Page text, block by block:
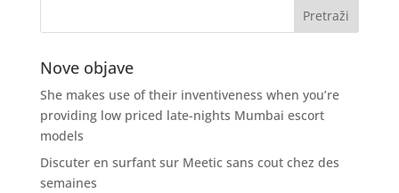
Nove objave
She makes use of their inventiveness when you’re
providing low priced late-nights Mumbai escort
models
Discuter en surfant sur Meetic sans cout chez des
semaines